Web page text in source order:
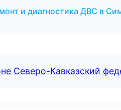
и диагностика ДВС в
Северо-Кавказский